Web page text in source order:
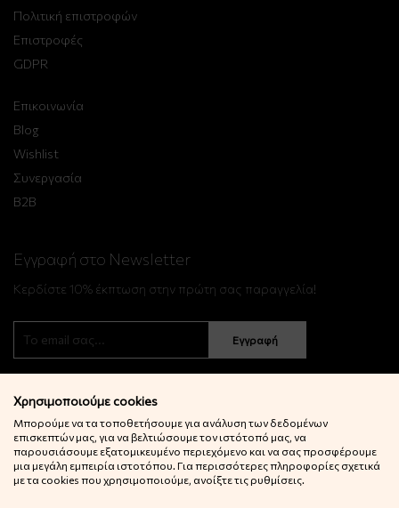
Πολιτική επιστροφών
Επιστροφές
GDPR
Επικοινωνία
Blog
Wishlist
Συνεργασία
B2B
Εγγραφή στο Newsletter
Κερδίστε 10% έκπτωση στην πρώτη σας παραγγελία!
Εγγραφή
© 2022 Little Big Things. Αll rights reserved.
Χρησιμοποιούμε cookies
Μπορούμε να τα τοποθετήσουμε για ανάλυση των δεδομένων
επισκεπτών μας, για να βελτιώσουμε τον ιστότοπό μας, να
παρουσιάσουμε εξατομικευμένο περιεχόμενο και να σας προσφέρουμε
μια μεγάλη εμπειρία ιστοτόπου. Για περισσότερες πληροφορίες σχετικά
με τα cookies που χρησιμοποιούμε, ανοίξτε τις ρυθμίσεις.